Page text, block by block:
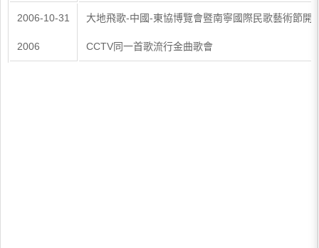
2006-10-31
2006
大地飛歌-中國-東協博覽會暨南寧國際民歌藝術節開
CCTV同一首歌流行金曲歌會